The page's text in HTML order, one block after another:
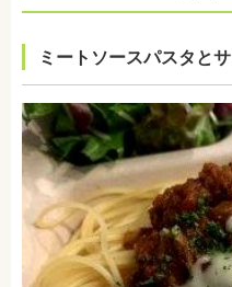
ミートソースパスタと